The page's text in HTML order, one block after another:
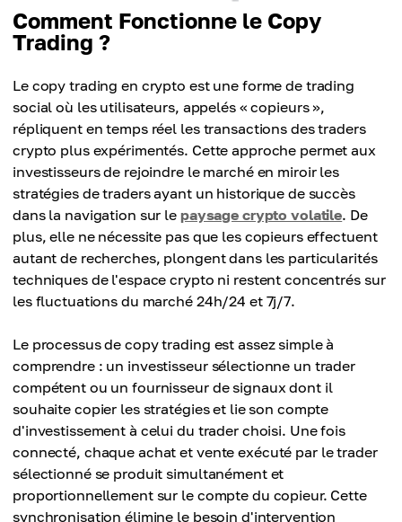
Comment Fonctionne le Copy
Trading ?
Le copy trading en crypto est une forme de trading
social où les utilisateurs, appelés « copieurs »,
répliquent en temps réel les transactions des traders
crypto plus expérimentés. Cette approche permet aux
investisseurs de rejoindre le marché en miroir les
stratégies de traders ayant un historique de succès
dans la navigation sur le paysage crypto volatile. De
plus, elle ne nécessite pas que les copieurs effectuent
autant de recherches, plongent dans les particularités
techniques de l'espace crypto ni restent concentrés sur
les fluctuations du marché 24h/24 et 7j/7.
Le processus de copy trading est assez simple à
comprendre : un investisseur sélectionne un trader
compétent ou un fournisseur de signaux dont il
souhaite copier les stratégies et lie son compte
d'investissement à celui du trader choisi. Une fois
connecté, chaque achat et vente exécuté par le trader
sélectionné se produit simultanément et
proportionnellement sur le compte du copieur. Cette
synchronisation élimine le besoin d'intervention